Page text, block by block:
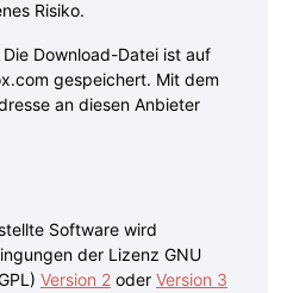
Risiko.
Download-Datei ist auf
gespeichert. Mit dem
an diesen Anbieter
Software wird
der Lizenz GNU
Version 2 oder Version 3